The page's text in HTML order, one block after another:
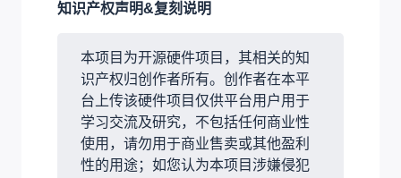
知识产权声明&复刻说明
本项目为开源硬件项目，其相关的知
识产权归创作者所有。创作者在本平
台上传该硬件项目仅供平台用户用于
学习交流及研究，不包括任何商业性
使用，请勿用于商业售卖或其他盈利
性的用途；如您认为本项目涉嫌侵犯